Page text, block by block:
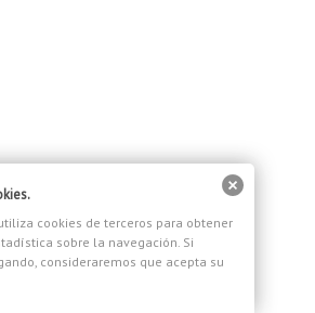
cookies de terceros para obtener
sobre la navegación. Si
consideraremos que acepta su